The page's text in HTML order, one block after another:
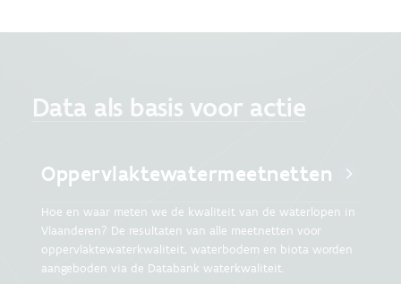
Data als basis voor actie
Oppervlaktewatermeetnetten
Hoe en waar meten we de kwaliteit van de waterlopen in
Vlaanderen? De resultaten van alle meetnetten voor
oppervlaktewaterkwaliteit, waterbodem en biota worden
aangeboden via de Databank waterkwaliteit.